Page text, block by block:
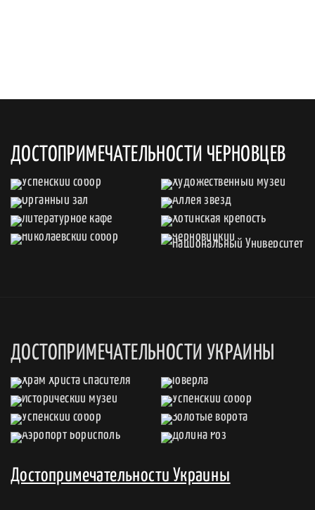
ДОСТОПРИМЕЧАТЕЛЬНОСТИ ЧЕРНОВЦЕВ
ДОСТОПРИМЕЧАТЕЛЬНОСТИ УКРАИНЫ
Достопримечательности Украины